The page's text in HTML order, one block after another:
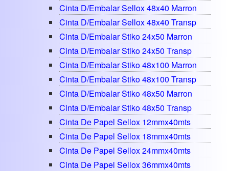
Cinta D/embalar Sellox 48x40 Marron
Cinta D/embalar Sellox 48x40 Transp
Cinta D/embalar Stiko 24x50 Marron
Cinta D/embalar Stiko 24x50 Transp
Cinta D/embalar Stiko 48x100 Marron
Cinta D/embalar Stiko 48x100 Transp
Cinta D/embalar Stiko 48x50 Marron
Cinta D/embalar Stiko 48x50 Transp
Cinta De Papel Sellox 12mmx40mts
Cinta De Papel Sellox 18mmx40mts
Cinta De Papel Sellox 24mmx40mts
Cinta De Papel Sellox 36mmx40mts